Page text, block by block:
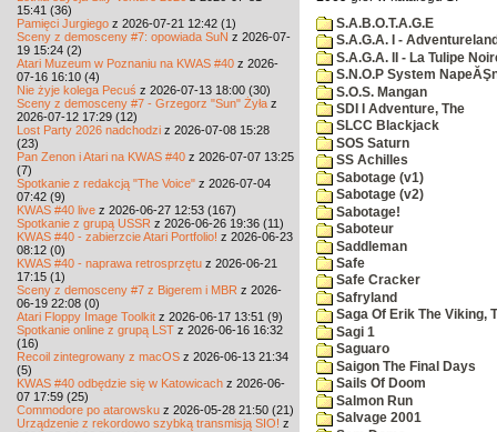
15:41 (36)
Pamięci Jurgiego z 2026-07-21 12:42 (1)
Sceny z demosceny #7: opowiada SuN z 2026-07-
19 15:24 (2)
Atari Muzeum w Poznaniu na KWAS #40 z 2026-
07-16 16:10 (4)
Nie żyje kolega Pecuś z 2026-07-13 18:00 (30)
Sceny z demosceny #7 - Grzegorz "Sun" Żyła z
2026-07-12 17:29 (12)
Lost Party 2026 nadchodzi z 2026-07-08 15:28
(23)
Pan Zenon i Atari na KWAS #40 z 2026-07-07 13:25
(7)
Spotkanie z redakcją "The Voice" z 2026-07-04
07:42 (9)
KWAS #40 live z 2026-06-27 12:53 (167)
Spotkanie z grupą USSR z 2026-06-26 19:36 (11)
KWAS #40 - zabierzcie Atari Portfolio! z 2026-06-23
08:12 (0)
KWAS #40 - naprawa retrosprzętu z 2026-06-21
17:15 (1)
Sceny z demosceny #7 z Bigerem i MBR z 2026-
06-19 22:08 (0)
Atari Floppy Image Toolkit z 2026-06-17 13:51 (9)
Spotkanie online z grupą LST z 2026-06-16 16:32
(16)
Recoil zintegrowany z macOS z 2026-06-13 21:34
(5)
KWAS #40 odbędzie się w Katowicach z 2026-06-
07 17:59 (25)
Commodore po atarowsku z 2026-05-28 21:50 (21)
Urządzenie z rekordowo szybką transmisją SIO! z
S.A.B.O.T.A.G.E
S.A.G.A. I -
S.A.G.A. II - La Tulipe
S.N.O.P System
S.O.S. Mangan
SDI I Adventure, The
SLCC Blackjack
SOS Saturn
SS Achilles
Sabotage (v1)
Sabotage (v2)
Sabotage!
Saboteur
Saddleman
Safe
Safe Cracker
Safryland
Saga Of Erik The Viking,
Sagi 1
Saguaro
Saigon The Final Days
Sails Of Doom
Salmon Run
Salvage 2001